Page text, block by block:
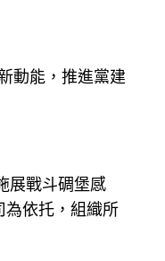
動能，推進黨建
展戰斗碉堡感
為依托，組織所